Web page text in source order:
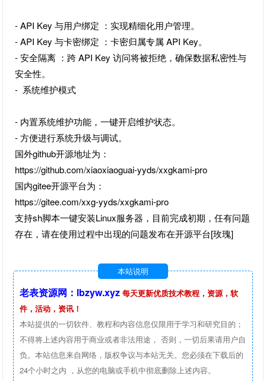
- API Key 与用户绑定 ：实现精细化用户管理。
- API Key 与卡密绑定 ：卡密归属专属 API Key。
- 安全隔离 ：跨 API Key 访问将被拒绝，确保数据私密性与
安全性。
- 系统维护模式
- 内置系统维护功能，一键开启维护状态。
- 方便进行系统升级与调试。
国外github开源地址为：
https://github.com/xiaoxiaoguai-yyds/xxgkami-pro
国内gitee开源平台为：
https://gitee.com/xxg-yyds/xxgkami-pro
支持sh脚本一键安装Linux服务器，目前完成初期，任有问题
存在，请在使用过程中出现的问题发布在开源平台[玫瑰]
本站说明
老表资源网：lbzyw.xyz 每天更新优质技术教程，资源，软
件，活动，资讯！
本站提供的一切软件、教程和内容信息仅限用于学习和研究目的；
不得将上述内容用于商业或者非法用途， 否则，一切后果请用户自
负。本站信息来自网络，版权争议与本站无关。您必须在下载后的
24个小时之内 ，从您的电脑或手机中彻底删除上述内容。